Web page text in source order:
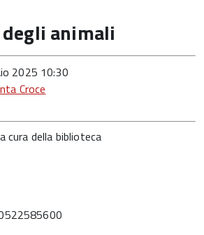
animali
2025 10:30
Croce
cura della biblioteca